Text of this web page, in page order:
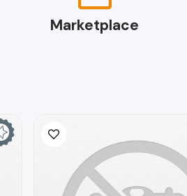
Marketplace